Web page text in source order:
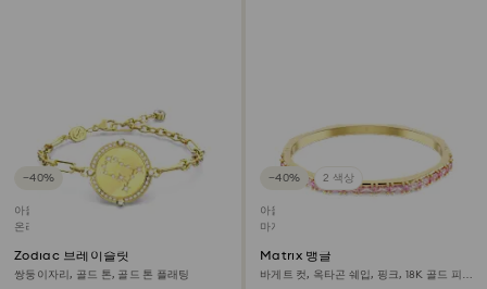
−40%
아울렛
온라인 단독
Zodiac 브레이슬릿
쌍둥이자리, 골드 톤, 골드 톤 플래팅
−40% 2 색상
아울렛
마지막 구입 기회
Matrix 뱅글
바게트 컷, 옥타곤 쉐입, 핑크, 18K 골드 피니